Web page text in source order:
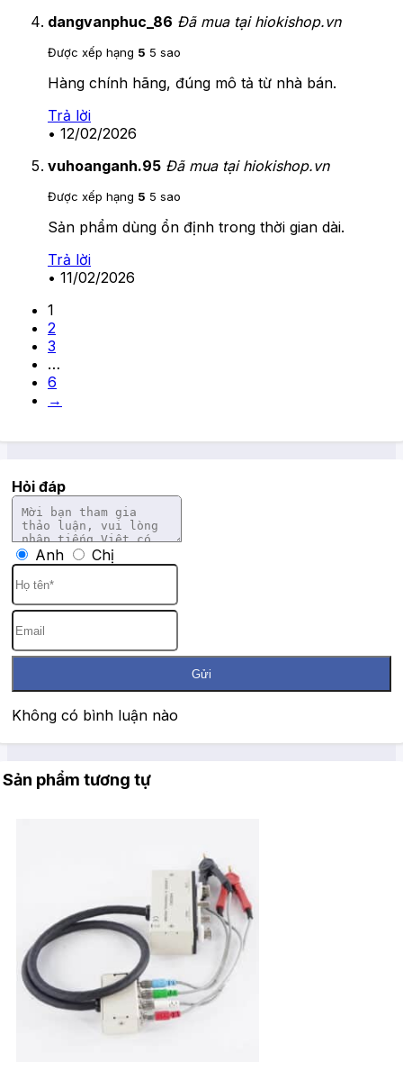
dangvanphuc_86 Đã mua tại hiokishop.vn
Được xếp hạng 5 5 sao
Hàng chính hãng, đúng mô tả từ nhà bán.
Trả lời
• 12/02/2026
vuhoanganh.95 Đã mua tại hiokishop.vn
Được xếp hạng 5 5 sao
Sản phẩm dùng ổn định trong thời gian dài.
Trả lời
• 11/02/2026
1
2
3
…
6
→
Hỏi đáp
Anh Chị
Gửi
Không có bình luận nào
Sản phẩm tương tự